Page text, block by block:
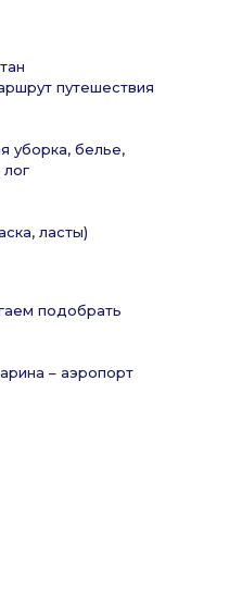
путешествия
уборка, белье,
ласты)
подобрать
– аэропорт